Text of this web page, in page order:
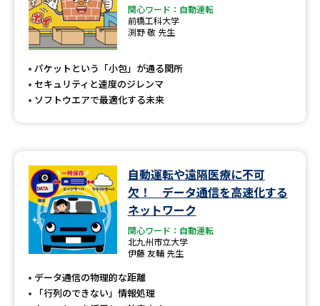
関心ワード：自動運転
前橋工科大学
渕野 敬 先生
パケットという「小包」が通る関所
セキュリティと速度のジレンマ
ソフトウエアで最適化する未来
自動運転や遠隔医療に不可
欠！ データ通信を高速化する
ネットワーク
関心ワード：自動運転
北九州市立大学
伊藤 友輔 先生
データ通信の物理的な距離
「行列のできない」情報処理